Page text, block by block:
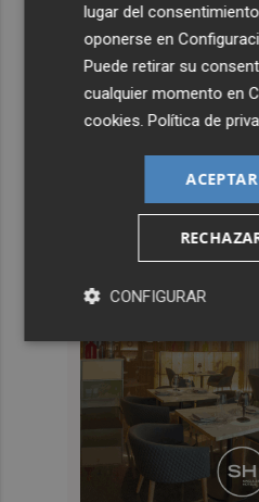
lugar del
oponerse en
Puede retirar su
cualquier momento en
cookies .Política de
CONFIGURAR